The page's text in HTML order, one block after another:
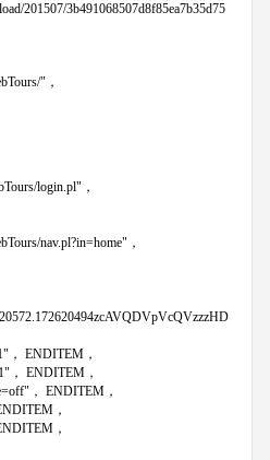
201507/3b491068507d8f85ea7b35d75
"，
login.pl"，
nav.pl?in=home"，
， ENDITEM，
， ENDITEM，
， ENDITEM，
，
，